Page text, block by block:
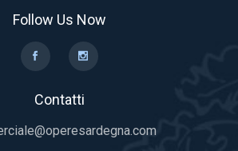
Follow Us Now
Contatti